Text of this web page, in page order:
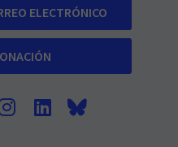
ELECTRÓNICO